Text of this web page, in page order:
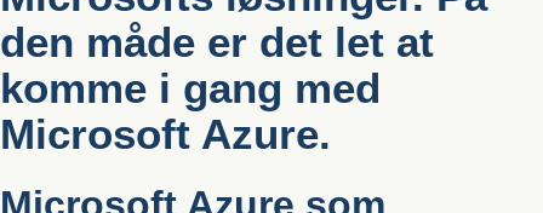
den måde er det let at
komme i gang med
Microsoft Azure.